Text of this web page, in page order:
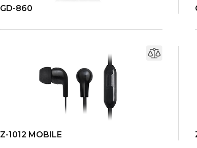
GD-860
Z-1012 MOBILE